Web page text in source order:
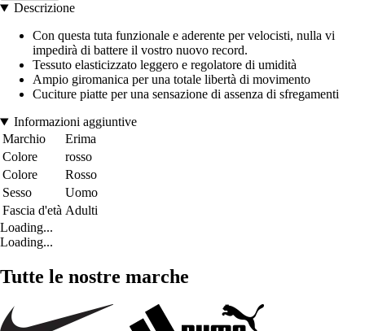
Descrizione
Con questa tuta funzionale e aderente per velocisti, nulla vi
impedirà di battere il vostro nuovo record.
Tessuto elasticizzato leggero e regolatore di umidità
Ampio giromanica per una totale libertà di movimento
Cuciture piatte per una sensazione di assenza di sfregamenti
Informazioni aggiuntive
Marchio
Erima
Colore
rosso
Colore
Rosso
Sesso
Uomo
Fascia d'età Adulti
Loading...
Loading...
Tutte le nostre marche